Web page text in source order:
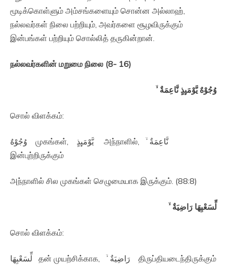
மூடிக்கொள்ளும் அம்சங்களையும் சொன்ன அல்லாஹ்,
நல்லவர்கள் நிலை பற்றியும், அவர்களை சூழவிருக்கும்
இன்பங்கள் பற்றியும் சொல்லித் தருகின்றான்.
நல்லவர்களின் மறுமை நிலை (8- 16)
وُجُوْهٌ يَّوْمَٮِٕذٍ نَّاعِمَةٌ ۙ‏
சொல் விளக்கம்:
وُجُوْهٌ முகங்கள், يَّوْمَٮِٕذٍ அந்நாளில், نَّاعِمَةٌ ۙ‏
இன்புற்றிருக்கும்
அந்நாளில் சில முகங்கள் செழுமையாக இருக்கும். (88:8)
لِّسَعْيِهَا رَاضِيَةٌ ۙ‏
சொல் விளக்கம்:
لِّسَعْيِهَا தன் முயற்சிக்காக, رَاضِيَةٌ ۙ‏ திருப்தியடைந்திருக்கும்